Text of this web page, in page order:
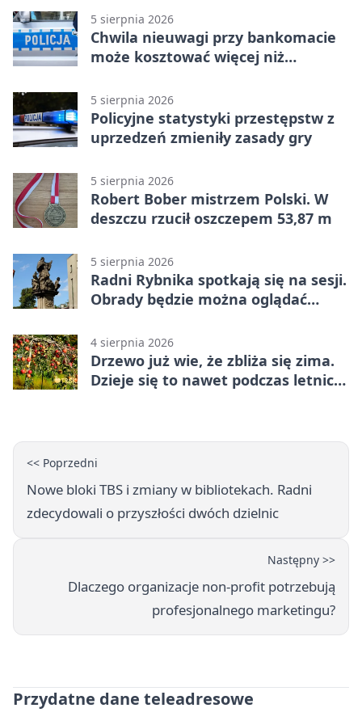
5 sierpnia 2026
Chwila nieuwagi przy bankomacie
może kosztować więcej niż
5 sierpnia 2026
Policyjne statystyki przestępstw z
uprzedzeń zmieniły zasady gry
5 sierpnia 2026
Robert Bober mistrzem Polski. W
deszczu rzucił oszczepem 53,87 m
5 sierpnia 2026
Radni Rybnika spotkają się na sesji.
Obrady będzie można oglądać
4 sierpnia 2026
Drzewo już wie, że zbliża się zima.
Dzieje się to nawet podczas letnich
<< Poprzedni
Nowe bloki TBS i zmiany w bibliotekach. Radni
zdecydowali o przyszłości dwóch dzielnic
Następny >>
Dlaczego organizacje non-profit potrzebują
profesjonalnego marketingu?
Przydatne dane teleadresowe